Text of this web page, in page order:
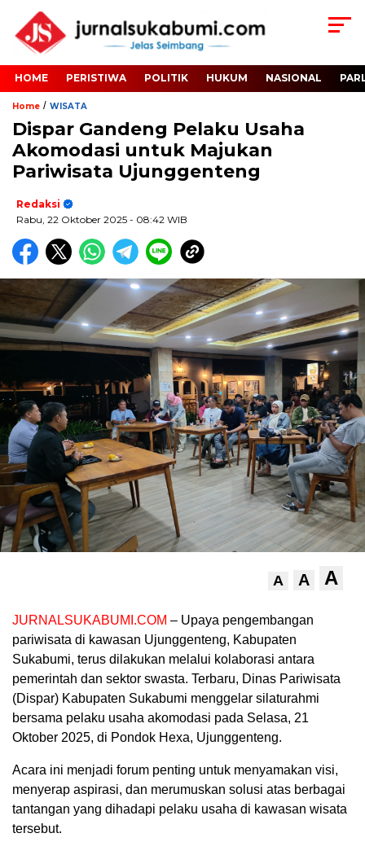
HOME PERISTIWA POLITIK HUKUM NASIONAL
Home / WISATA
Dispar Gandeng Pelaku Usaha
Akomodasi untuk Majukan
Pariwisata Ujunggenteng
Redaksi
Rabu, 22 Oktober 2025 - 08:42 WIB
A A A
JURNALSUKABUMI.COM – Upaya pengembangan
pariwisata di kawasan Ujunggenteng, Kabupaten
Sukabumi, terus dilakukan melalui kolaborasi antara
pemerintah dan sektor swasta. Terbaru, Dinas Pariwisata
(Dispar) Kabupaten Sukabumi menggelar silaturahmi
bersama pelaku usaha akomodasi pada Selasa, 21
Oktober 2025, di Pondok Hexa, Ujunggenteng.
Acara ini menjadi forum penting untuk menyamakan visi,
menyerap aspirasi, dan merumuskan solusi atas berbagai
tantangan yang dihadapi pelaku usaha di kawasan wisata
tersebut.